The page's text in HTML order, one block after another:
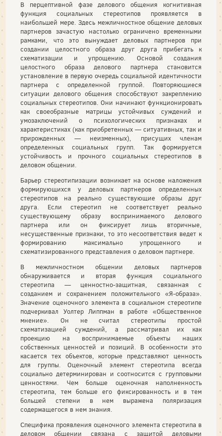
В перцептивной фазе делового общения когнитивная
функция социальных стереотипов проявляется в
наибольшей мере. Здесь межличностное общение деловых
партнеров зачастую настолько ограничено временными
рамками, что это вынуждает деловых партнеров при
создании целостного образа друг друга прибегать к
схематизации и упрощению. Основой создания
целостного образа делового партнера становится
установление в первую очередь социальной идентичности
партнера с определенной группой. Повторяющиеся
ситуации делового общения способствуют закреплению
социальных стереотипов. Они начинают функционировать
как своеобразные матрицы устойчивых суждений и
умозаключений о психологических признаках и
характеристиках (как приобретенных — ситуативных, так и
прирожденных — неизменных), присущих членам
определенных социальных групп. Так формируется
устойчивость и прочного социальных стереотипов в
деловом общении.
Барьер стереотипизации возникает на основе наложения
формирующихся у деловых партнеров определенных
стереотипов на реально существующие образы друг
друга. Если стереотип не соответствует реально
существующему образу воспринимаемого делового
партнера или он фиксирует лишь вторичные,
несущественные признаки, то это несоответствия ведет к
формированию максимально упрощенного и
схематизированного представления о деловом партнере.
В межличностном общении деловых партнеров
обнаруживается и вторая функция социального
стереотипа — ценностно-защитная, связанная с
созданием и сохранением положительного «Я-образа».
Значение оценочного элемента в социальном стереотипе
подчеркивал Уолтер Липпман в работе «Общественное
мнение». Он не считал стереотипы простой
схематизацией суждений, а рассматривал их как
проекцию на воспринимаемые объекты наших
собственных ценностей и позиций. В особенности это
касается тех объектов, которые представляют ценность
для группы. Оценочный элемент стереотипа всегда
социально детерминирован и соотносится с групповыми
ценностями. Чем больше оценочная наполненность
стереотипа, тем больше его фиксированность и в тем
большей степени в нем выражена поляризация
содержащегося в нем знания.
Специфика проявления оценочного элемента стереотипа в
деловом общении связана с защитой деловыми